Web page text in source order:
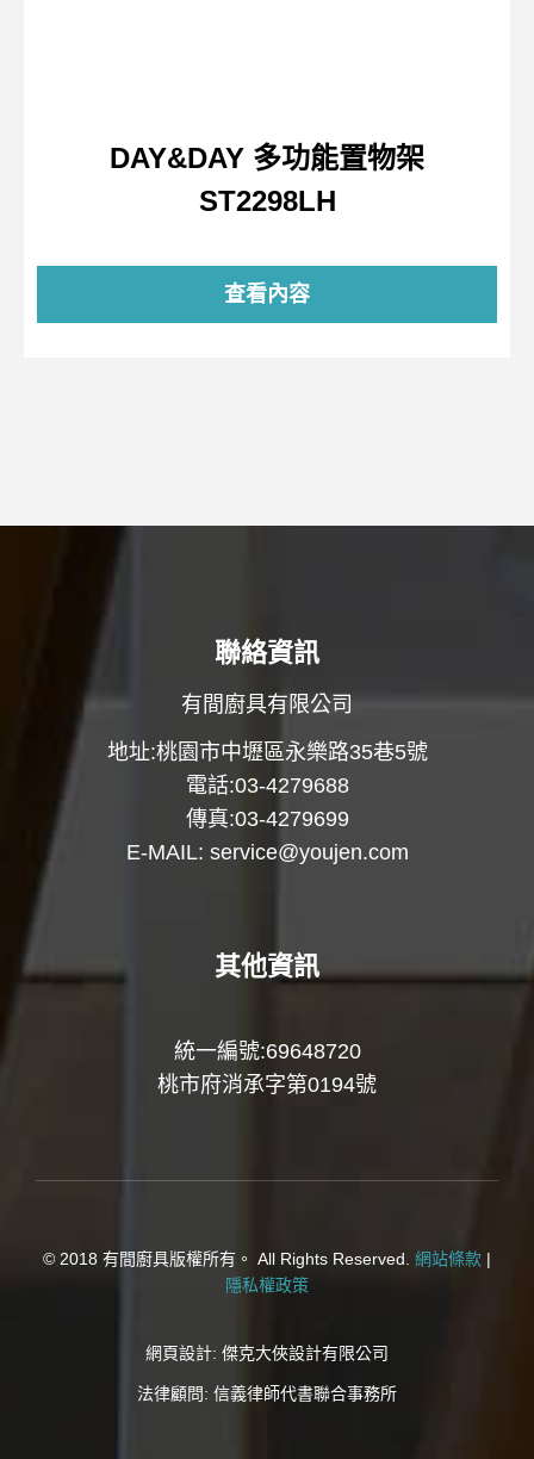
DAY&DAY 多功能置物架
ST2298LH
查看內容
聯絡資訊
有間廚具有限公司
地址:桃園市中壢區永樂路35巷5號
電話:03-4279688
傳真:03-4279699
E-MAIL: service@youjen.com
其他資訊
統一編號:69648720
桃市府消承字第0194號
© 2018 有間廚具版權所有。 All Rights Reserved. 網站條款 |
隱私權政策
網頁設計: 傑克大俠設計有限公司
法律顧問: 信義律師代書聯合事務所